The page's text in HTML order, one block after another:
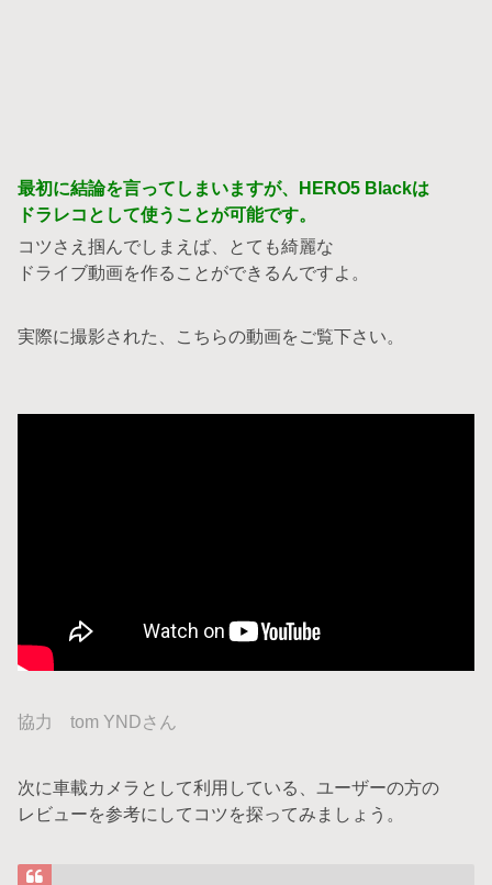
最初に結論を言ってしまいますが、HERO5 Blackは
ドラレコとして使うことが可能です。
コツさえ掴んでしまえば、とても綺麗な
ドライブ動画を作ることができるんですよ。
実際に撮影された、こちらの動画をご覧下さい。
協力 tom YNDさん
次に車載カメラとして利用している、ユーザーの方の
レビューを参考にしてコツを探ってみましょう。